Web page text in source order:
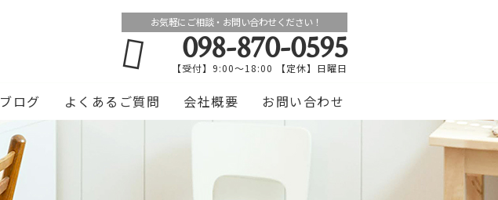
お気軽にご相談・お問い合わせください！
098-870-0595
【受付】9:00～18:00 【定休】日曜日
ブログ よくあるご質問 会社概要 お問い合わせ